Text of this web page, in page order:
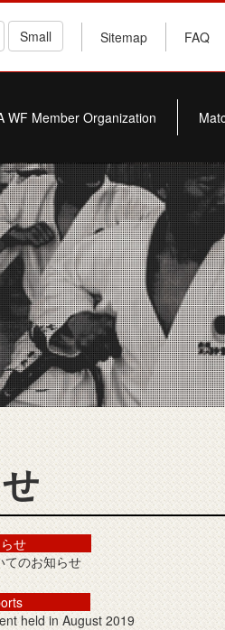
Small Sitemap FAQ
WF Member Organization
せ
てのお知らせ
held in August 2019